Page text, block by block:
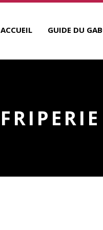
ACCUEIL GUIDE DU